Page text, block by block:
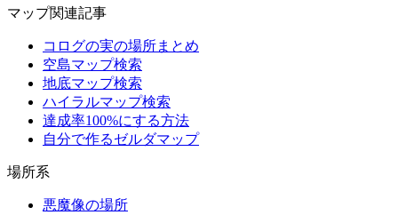
マップ関連記事
コログの実の場所まとめ
空島マップ検索
地底マップ検索
ハイラルマップ検索
達成率100%にする方法
自分で作るゼルダマップ
場所系
悪魔像の場所